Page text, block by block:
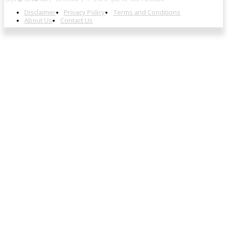
Disclaimer Privacy Policy
Terms and Conditions
About Us
Contact Us